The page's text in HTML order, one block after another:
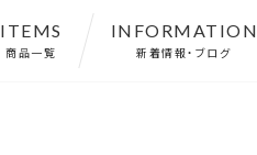
ITEMS
商品一覧
INFORMATION
新着情報・ブログ